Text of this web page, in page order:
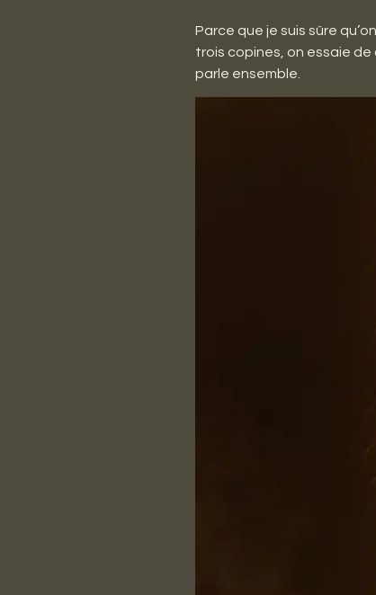
Parce que je suis sûre
trois copines, on essaie de
parle ensemble.